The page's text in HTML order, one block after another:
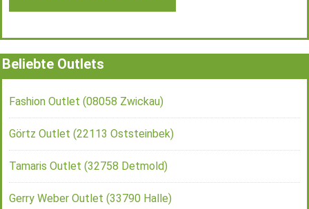
Beliebte Outlets
Fashion Outlet (08058 Zwickau)
Görtz Outlet (22113 Oststeinbek)
Tamaris Outlet (32758 Detmold)
Gerry Weber Outlet (33790 Halle)